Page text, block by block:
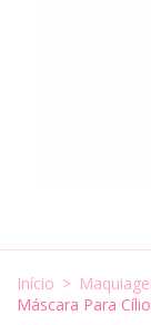
Início >
Máscara Para